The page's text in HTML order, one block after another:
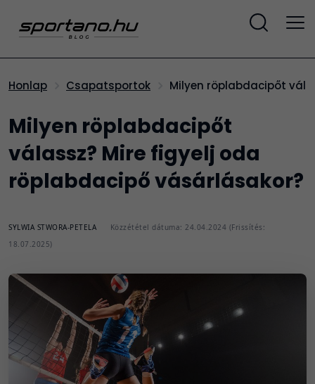
Honlap Csapatsportok Milyen röplabdacipőt
Milyen röplabdacipőt
válassz? Mire figyelj oda
röplabdacipő vásárlásakor?
SYLWIA STWORA-PETELA
Közzététel dátuma: 24.04.2024 (Frissítés:
18.07.2025)